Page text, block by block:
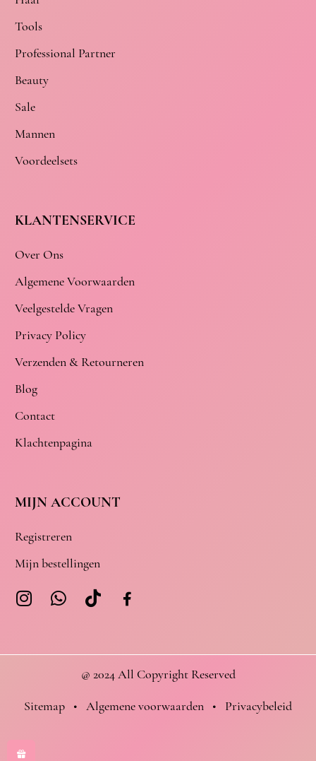
Tools
Professional Partner
Beauty
Sale
Mannen
Voordeelsets
KLANTENSERVICE
Over Ons
Algemene Voorwaarden
Veelgestelde Vragen
Privacy Policy
Verzenden & Retourneren
Blog
Contact
Klachtenpagina
MIJN ACCOUNT
Registreren
Mijn bestellingen
@ 2024 All Copyright Reserved
Sitemap • Algemene voorwaarden • Privacybeleid